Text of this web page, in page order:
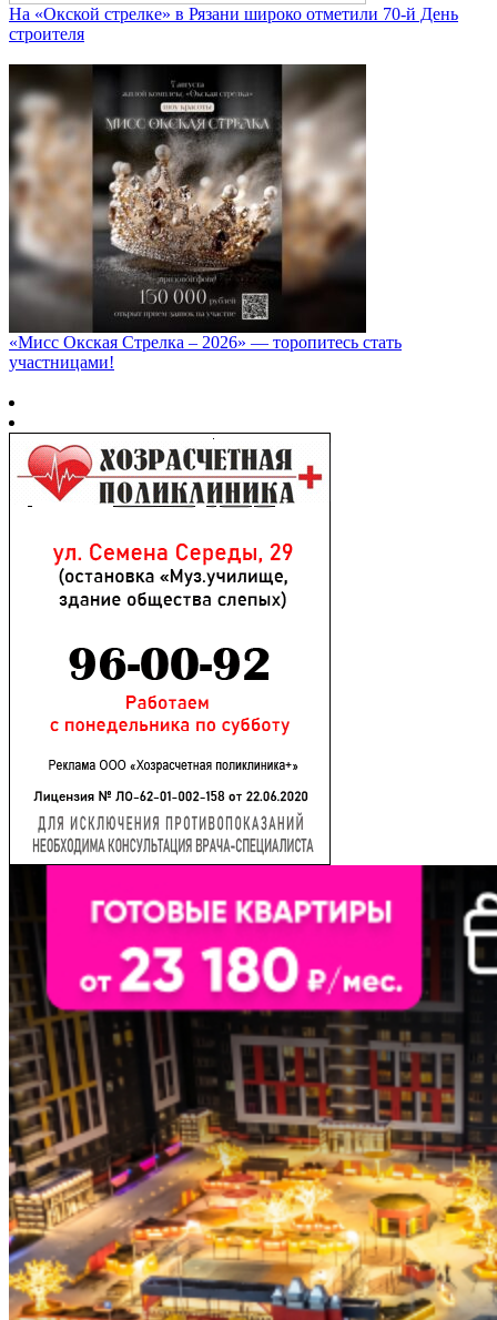
На «Окской стрелке» в Рязани широко отметили 70-й День
строителя
«Мисс Окская Стрелка – 2026» — торопитесь стать
участницами!